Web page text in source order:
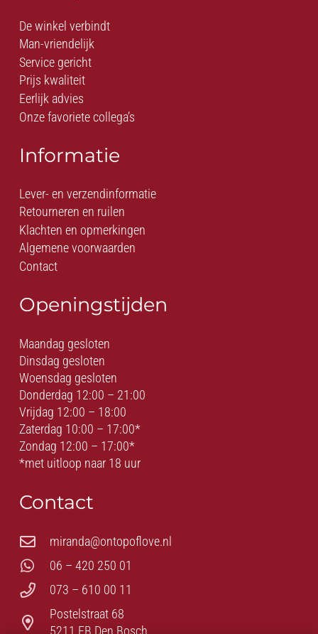
De winkel verbindt
Man-vriendelijk
Service gericht
Prijs kwaliteit
Eerlijk advies
Onze favoriete collega’s
Informatie
Lever- en verzendinformatie
Retourneren en ruilen
Klachten en opmerkingen
Algemene voorwaarden
Contact
Openingstijden
Maandag gesloten
Dinsdag gesloten
Woensdag gesloten
Donderdag 12:00 – 21:00
Vrijdag 12:00 – 18:00
Zaterdag 10:00 – 17:00*
Zondag 12:00 – 17:00*
*met uitloop naar 18 uur
Contact
miranda@ontopoflove.nl
06 – 420 250 01
073 – 610 00 11
Postelstraat 68
5211 EB Den Bosch